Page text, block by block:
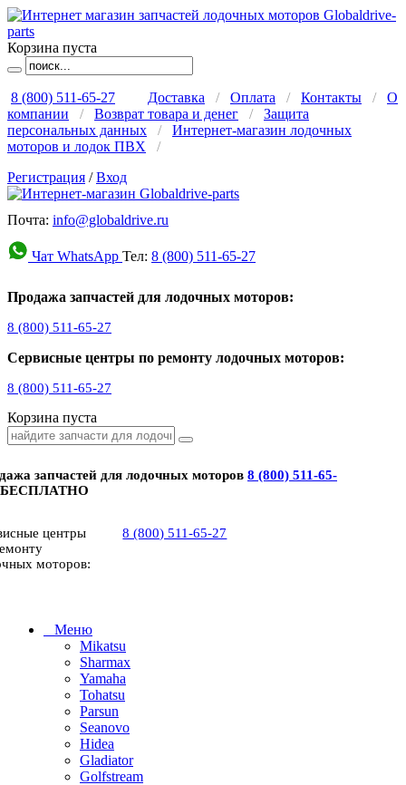
Корзина пуста
8 (800) 511-65-27 Доставка / Оплата / Контакты / О
компании
/ Возврат товара и денег / Защита
персональных данных
/ Интернет-магазин лодочных
моторов и лодок ПВХ
/
Регистрация /Вход
Почта: info@globaldrive.ru
Чат WhatsApp Тел: 8 (800) 511-65-27
Продажа запчастей для лодочных моторов:
8 (800) 511-65-27
Сервисные центры по ремонту лодочных моторов:
8 (800) 511-65-27
Корзина пуста
запчастей для лодочных моторов 8 (800) 511-65-
центры
моторов:
8 (800) 511-65-27
Меню
Mikatsu
Sharmax
Yamaha
Tohatsu
Parsun
Seanovo
Hidea
Gladiator
Golfstream